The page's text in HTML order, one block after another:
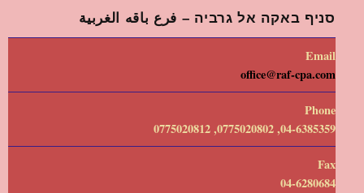
סניף באקה אל גרביה – فرع باقه الغربية
Email
office@raf-cpa.com
Phone
04-6385359, 0775020802, 0775020812
Fax
04-6280684